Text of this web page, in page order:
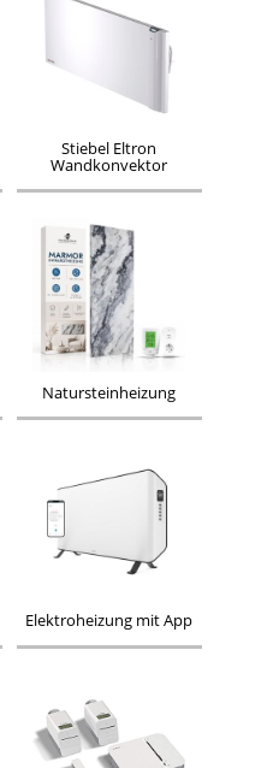
Stiebel Eltron
Wandkonvektor
Natursteinheizung
Elektroheizung mit App